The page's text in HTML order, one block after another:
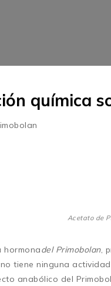
química
Acetato de
hormonadel Primobolan,
tiene ninguna
anabólico del